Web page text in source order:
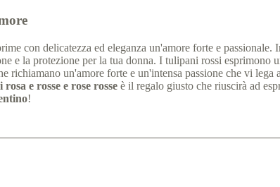
con delicatezza ed eleganza un'amore forte e passionale.
e la protezione per la tua donna. I tulipani rossi esprimono
richiamano un'amore forte e un'intensa passione che vi lega
e rosse e rose rosseè il regalo giusto che riuscirà ad
!